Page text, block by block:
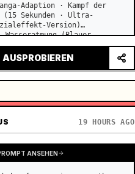
Adaption · Kampf der
(15 Sekunden · Ultra-
Version)
Wasseratmung (Blauer
VS Donneratmung (Goldener
Duell in extremer
19 HOURS AGO
ANSEHEN